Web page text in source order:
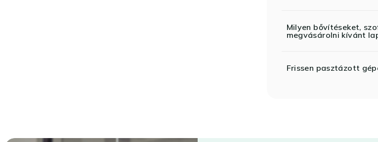
Milyen bővítéseket,
megvásárolni kívánt
Frissen pasztázott